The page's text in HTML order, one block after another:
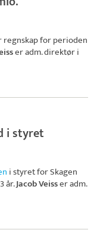
for perioden
er adm. direktør i
i styret
i styret forSkagen
år.Jacob Veisser adm.